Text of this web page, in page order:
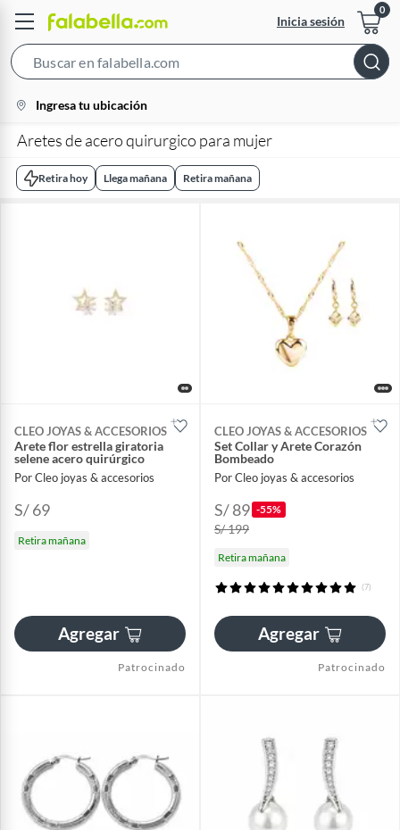
Inicia sesión
Bar
location-
icon
Ingresa tu ubicación
Aretes de acero quirurgico para mujer
Retira hoy Llega mañana Retira mañana
CLEO JOYAS & ACCESORIOS
Arete flor estrella giratoria
selene acero quirúrgico
Por Cleo joyas & accesorios
S/ 69
Retira mañana
Agregar
Patrocinado
CLEO JOYAS & ACCESORIOS
Set Collar y Arete Corazón
Bombeado
Por Cleo joyas & accesorios
S/ 89 -55%
S/ 199
Retira mañana
(7)
Agregar
Patrocinado